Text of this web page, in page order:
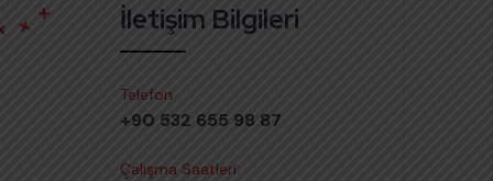
İletişim Bilgileri
Telefon
+90 532 655 98 87
Çalışma Saatleri: